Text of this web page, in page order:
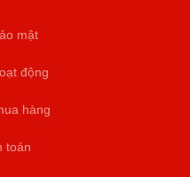
mật
động
hàng
toán